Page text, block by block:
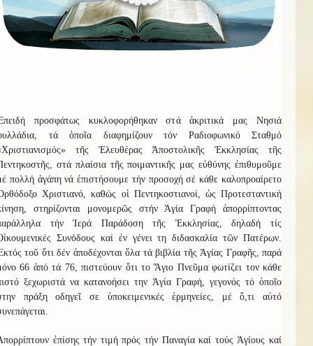
προσφάτως κυκλοφορήθηκαν στά ἀκριτικά μας Νησιά
τά ὁποῖα διαφημίζουν τόν Ραδιοφωνικό Σταθμό
τῆς Ἐλευθέρας Ἀποστολικῆς Ἐκκλησίας τῆς
στά πλαίσια τῆς ποιμαντικῆς μας εὐθύνης ἐπιθυμοῦμε
πολλή ἀγάπη νά ἐπιστήσουμε τήν προσοχή σέ κάθε καλοπροαίρετο
Χριστιανό, καθώς οἱ Πεντηκοστιανοί, ὡς Προτεσταντική
στηρίζονται μονομερῶς στήν Ἁγία Γραφή ἀπορρίπτοντας
τήν Ἱερά Παράδοση τῆς Ἐκκλησίας, δηλαδή τίς
Συνόδους καί ἐν γένει τη διδασκαλία τῶν Πατέρων.
τοῦ ὅτι δέν ἀποδέχονται ὅλα τά βιβλία τῆς Ἁγίας Γραφῆς, παρά
66 ἀπό τά 76, πιστεύουν ὅτι το Ἅγιο Πνεῦμα φωτίζει τον κάθε
ξεχωριστά να κατανοήσει την Ἁγία Γραφή, γεγονός τό ὁποῖο
πράξη οδηγεῖ σε ὑποκειμενικές ἑρμηνείες, μέ ὅ,τι αὐτό
ἐπίσης τήν τιμή πρός τήν Παναγία καί τούς Ἁγίους καί